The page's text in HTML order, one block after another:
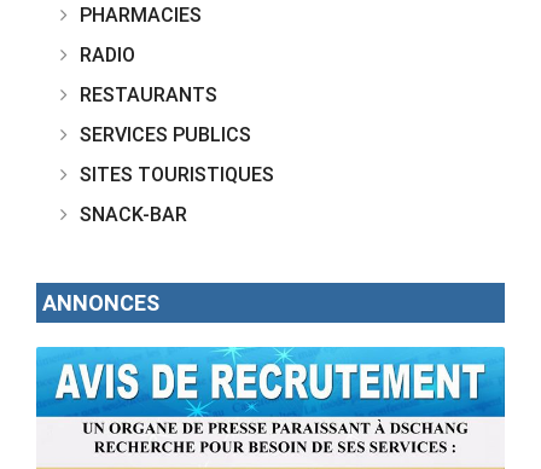
PHARMACIES
RADIO
RESTAURANTS
SERVICES PUBLICS
SITES TOURISTIQUES
SNACK-BAR
ANNONCES